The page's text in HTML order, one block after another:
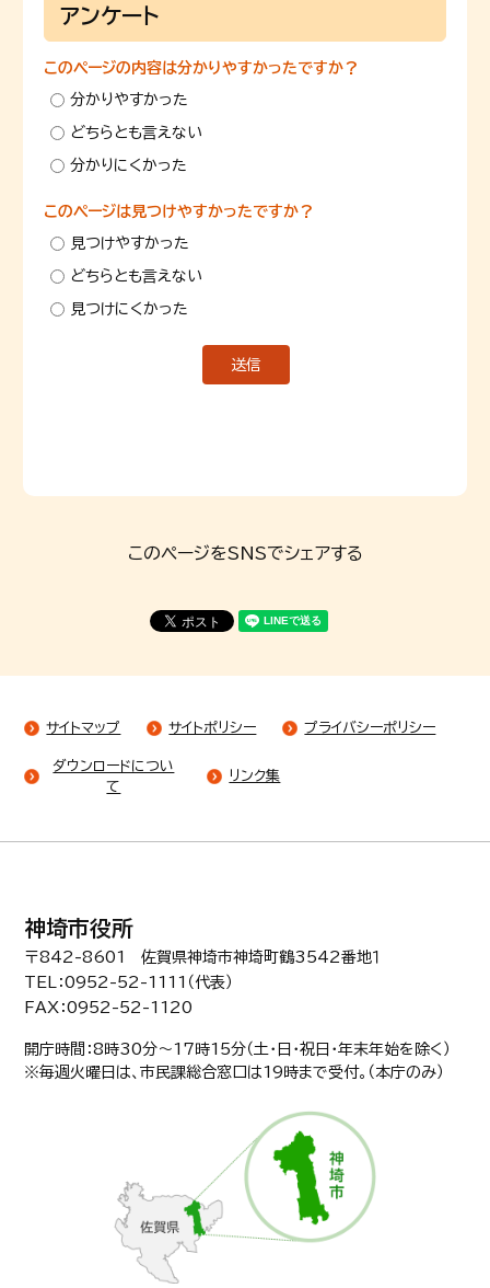
アンケート
このページの内容は分かりやすかったですか？
分かりやすかった
どちらとも言えない
分かりにくかった
このページは見つけやすかったですか？
見つけやすかった
どちらとも言えない
見つけにくかった
このページをSNSでシェアする
サイトマップ サイトポリシー プライバシーポリシー
ダウンロードについ
て
リンク集
神埼市役所
〒842-8601 佐賀県神埼市神埼町鶴3542番地１
TEL：0952-52-1111（代表）
FAX：0952-52-1120
開庁時間：8時30分〜17時15分（土・日・祝日・年末年始を除く）
※毎週火曜日は、市民課総合窓口は19時まで受付。（本庁のみ）